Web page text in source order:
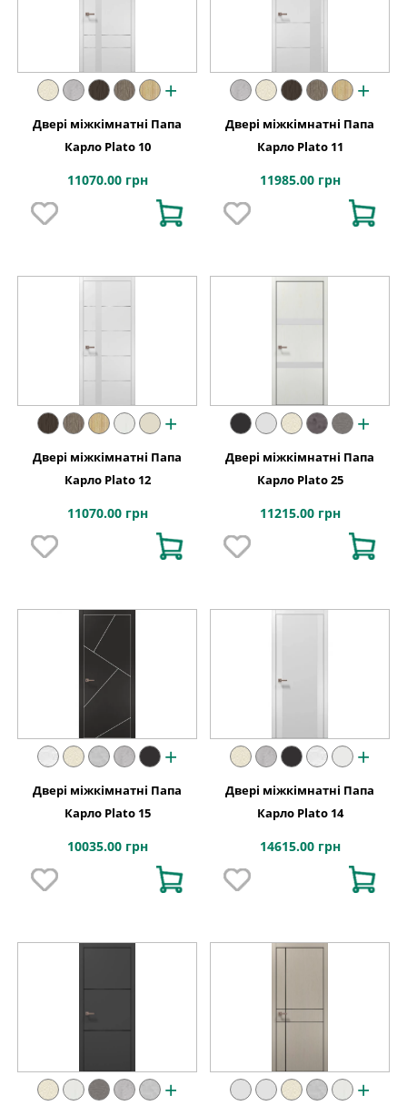
+
Двері міжкімнатні Папа
Карло Plato 10
11070.00 грн
+
Двері міжкімнатні Папа
Карло Plato 11
11985.00 грн
+
Двері міжкімнатні Папа
Карло Plato 12
11070.00 грн
+
Двері міжкімнатні Папа
Карло Plato 25
11215.00 грн
+
Двері міжкімнатні Папа
Карло Plato 15
10035.00 грн
+
Двері міжкімнатні Папа
Карло Plato 14
14615.00 грн
+ +